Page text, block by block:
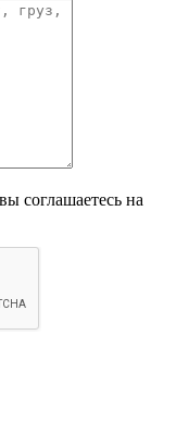
соглашаетесь на